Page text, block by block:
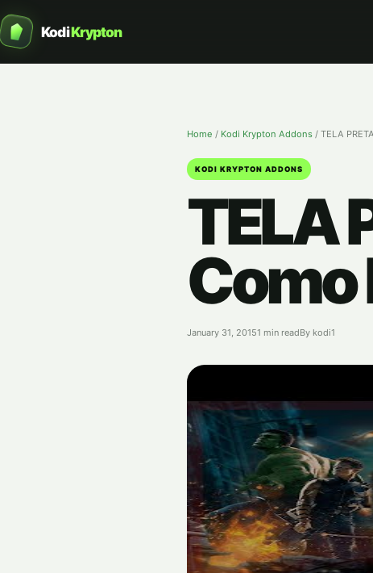
KodiKrypton
Home / Kodi Krypton Addons / TELA
KODI KRYPTON ADDONS
TELA
Como
January 31, 20151 min readBy kodi1